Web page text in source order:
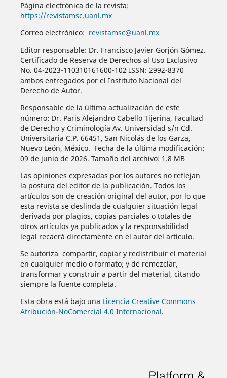
Página electrónica de la revista:
https://revistamsc.uanl.mx
Correo electrónico: revistamsc@uanl.mx
Editor responsable: Dr. Francisco Javier Gorjón Gómez.
Certificado de Reserva de Derechos al Uso Exclusivo
No. 04-2023-110310161600-102 ISSN: 2992-8370
ambos entregados por el Instituto Nacional del
Derecho de Autor.
Responsable de la última actualización de este
número: Dr. Paris Alejandro Cabello Tijerina, Facultad
de Derecho y Criminología Av. Universidad s/n Cd.
Universitaria C.P. 66451, San Nicolás de los Garza,
Nuevo León, México. Fecha de la última modificación:
09 de junio de 2026. Tamaño del archivo: 1.8 MB
Las opiniones expresadas por los autores no reflejan
la postura del editor de la publicación. Todos los
artículos son de creación original del autor, por lo que
esta revista se deslinda de cualquier situación legal
derivada por plagios, copias parciales o totales de
otros artículos ya publicados y la responsabilidad
legal recaerá directamente en el autor del artículo.
Se autoriza compartir, copiar y redistribuir el material
en cualquier medio o formato; y de remezclar,
transformar y construir a partir del material, citando
siempre la fuente completa.
Esta obra está bajo una Licencia Creative Commons
Atribución-NoComercial 4.0 Internacional.